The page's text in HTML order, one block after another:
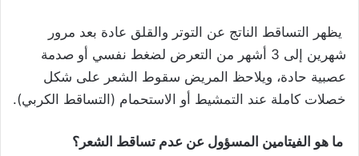
يظهر التساقط الناتج عن التوتر والقلق عادة بعد مرور
شهرين إلى 3 أشهر من التعرض لضغط نفسي أو صدمة
عصبية حادة، ويلاحظ المريض سقوط الشعر على شكل
خصلات كاملة عند التمشيط أو الاستحمام (التساقط الكربي).
ما هو الفيتامين المسؤول عن عدم تساقط الشعر؟